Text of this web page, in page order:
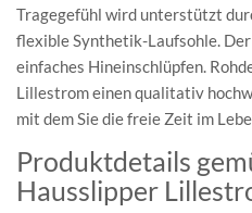
Tragegefühl wird unterstützt
flexible Synthetik-Laufsohle.
einfaches Hineinschlüpfen.
Lillestrom einen qualitativ
mit dem Sie die freie Zeit im
Produktdetails
Hausslipper